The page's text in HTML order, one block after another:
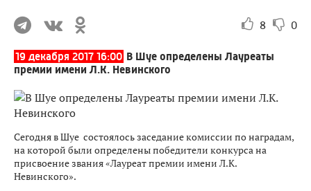
8 0
19 декабря 2017 16:00 В Шуе определены Лауреаты
премии имени Л.К. Невинского
Сегодня в Шуе состоялось заседание комиссии по наградам,
на которой были определены победители конкурса на
присвоение звания «Лауреат премии имени Л.К.
Невинского».